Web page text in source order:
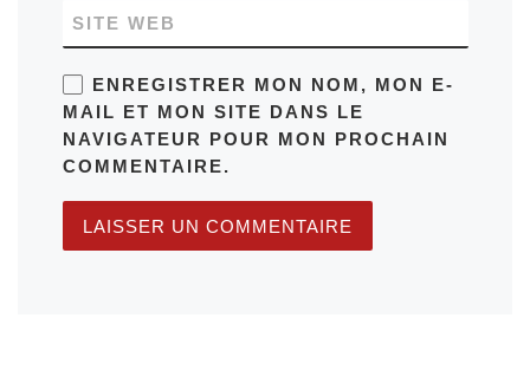
SITE WEB
ENREGISTRER MON NOM, MON E-
MAIL ET MON SITE DANS LE
NAVIGATEUR POUR MON PROCHAIN
COMMENTAIRE.